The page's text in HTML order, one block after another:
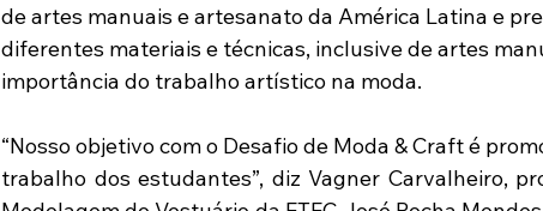
de artes manuais e artesanato da América Latina e
diferentes materiais e técnicas, inclusive de artes
importância do trabalho artístico na moda.
“Nosso objetivo com o Desafio de Moda & Craft é
trabalho dos estudantes”, diz Vagner Carvalheiro,